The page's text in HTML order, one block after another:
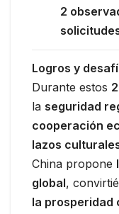
2
Logros y
Durante estos
la seguridad
cooperación
lazos
China propone
global,
la prosperidad